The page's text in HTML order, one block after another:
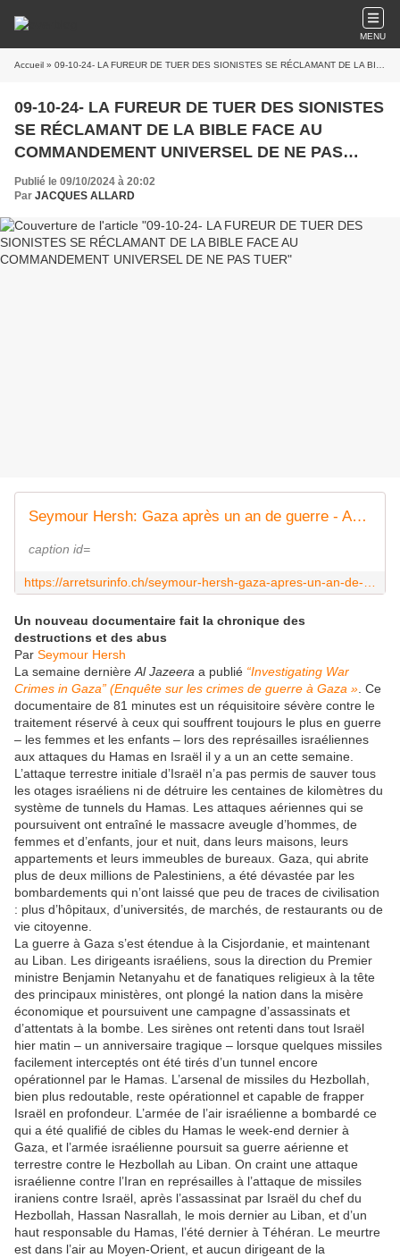
MENU
Accueil » 09-10-24- LA FUREUR DE TUER DES SIONISTES SE RÉCLAMANT DE LA BIBLE FACE AU COMMANDEMENT UNIVERSEL DE NE PAS TUER
09-10-24- LA FUREUR DE TUER DES SIONISTES
SE RÉCLAMANT DE LA BIBLE FACE AU
COMMANDEMENT UNIVERSEL DE NE PAS
TUER
Publié le 09/10/2024 à 20:02
Par JACQUES ALLARD
Seymour Hersh: Gaza après un an de guerre - Arrêt sur Info
caption id=
Un nouveau documentaire fait la chronique des
destructions et des abus
Par Seymour Hersh
La semaine dernière Al Jazeera a publié “Investigating War
Crimes in Gaza” (Enquête sur les crimes de guerre à Gaza » . Ce
documentaire de 81 minutes est un réquisitoire sévère contre le
traitement réservé à ceux qui souffrent toujours le plus en guerre
– les femmes et les enfants – lors des représailles israéliennes
aux attaques du Hamas en Israël il y a un an cette semaine.
L’attaque terrestre initiale d’Israël n’a pas permis de sauver tous
les otages israéliens ni de détruire les centaines de kilomètres du
système de tunnels du Hamas. Les attaques aériennes qui se
poursuivent ont entraîné le massacre aveugle d’hommes, de
femmes et d’enfants, jour et nuit, dans leurs maisons, leurs
appartements et leurs immeubles de bureaux. Gaza, qui abrite
plus de deux millions de Palestiniens, a été dévastée par les
bombardements qui n’ont laissé que peu de traces de civilisation
: plus d’hôpitaux, d’universités, de marchés, de restaurants ou de
vie citoyenne.
La guerre à Gaza s’est étendue à la Cisjordanie, et maintenant
au Liban. Les dirigeants israéliens, sous la direction du Premier
ministre Benjamin Netanyahu et de fanatiques religieux à la tête
des principaux ministères, ont plongé la nation dans la misère
économique et poursuivent une campagne d’assassinats et
d’attentats à la bombe. Les sirènes ont retenti dans tout Israël
hier matin – un anniversaire tragique – lorsque quelques missiles
facilement interceptés ont été tirés d’un tunnel encore
opérationnel par le Hamas. L’arsenal de missiles du Hezbollah,
bien plus redoutable, reste opérationnel et capable de frapper
Israël en profondeur. L’armée de l’air israélienne a bombardé ce
qui a été qualifié de cibles du Hamas le week-end dernier à
Gaza, et l’armée israélienne poursuit sa guerre aérienne et
terrestre contre le Hezbollah au Liban. On craint une attaque
israélienne contre l’Iran en représailles à l’attaque de missiles
iraniens contre Israël, après l’assassinat par Israël du chef du
Hezbollah, Hassan Nasrallah, le mois dernier au Liban, et d’un
haut responsable du Hamas, l’été dernier à Téhéran. Le meurtre
est dans l’air au Moyen-Orient, et aucun dirigeant de la